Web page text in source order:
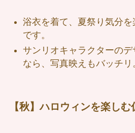
浴衣を着て、夏祭り気分
です。
サンリオキャラクターの
なら、写真映えもバッチリ
【秋】ハロウィンを楽しむ